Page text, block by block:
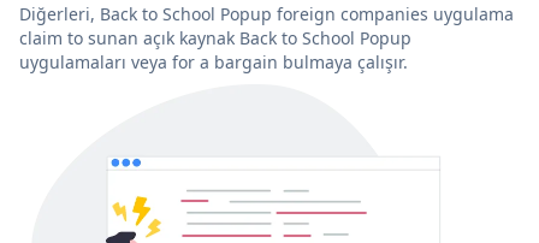
Diğerleri, Back to School Popup foreign companies uygulama
claim to sunan açık kaynak Back to School Popup
uygulamaları veya for a bargain bulmaya çalışır.